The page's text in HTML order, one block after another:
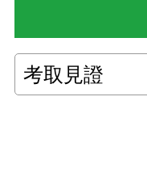
考取見證